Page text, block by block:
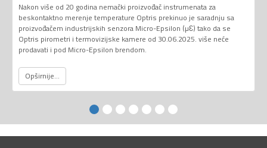
Nakon više od 20 godina nemački proizvođač instrumenata za
beskontaktno merenje temperature Optris prekinuo je saradnju sa
proizvođačem industrijskih senzora Micro-Epsilon (µƐ) tako da se
Optris pirometri i termovizijske kamere od 30.06.2025. više neće
prodavati i pod Micro-Epsilon brendom.
Opširnije...